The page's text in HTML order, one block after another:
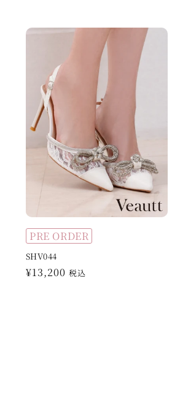
格
PRE ORDER
SHV044
通
¥13,200 税込